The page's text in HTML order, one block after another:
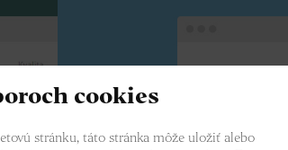
cookies
stránku, táto stránka môže uložiť alebo